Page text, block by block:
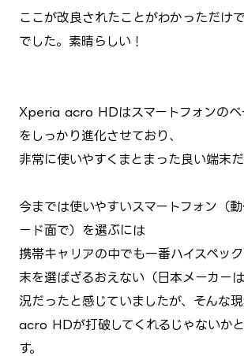
ここが改良されたことがわかっただけ
でした。素晴らしい！
Xperia acro HDはスマートフォンのベ
をしっかり進化させており、
非常に使いやすくまとまった良い端末だ
今までは使いやすいスマートフォン（
ード面で）を選ぶには
携帯キャリアの中でも一番ハイスペッ
末を選ばざるおえない（日本メーカー
況だったと感じていましたが、そんな
acro HDが打破してくれるじゃないか
す。